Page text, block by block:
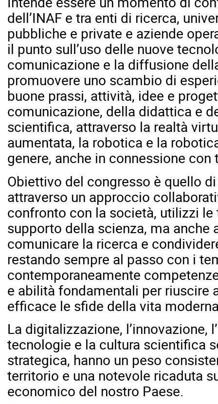
dell’INAF e tra enti di ricerca,
pubbliche e private e aziende
il punto sull’uso delle nuove
comunicazione e la diffusione
promuovere uno scambio di
buone prassi, attività, idee e
comunicazione, della didattica e
scientifica, attraverso la realtà
aumentata, la robotica e la
genere, anche in connessione
Obiettivo del congresso è quello
attraverso un approccio
confronto con la società, utilizzi
supporto della scienza, ma anche
comunicare la ricerca e
restando sempre al passo con i
contemporaneamente
e abilità fondamentali per riuscire
efficace le sfide della vita
La digitalizzazione, l’innovazione,
tecnologie e la cultura scientifica
strategica, hanno un peso
territorio e una notevole ricaduta
economico del nostro Paese.